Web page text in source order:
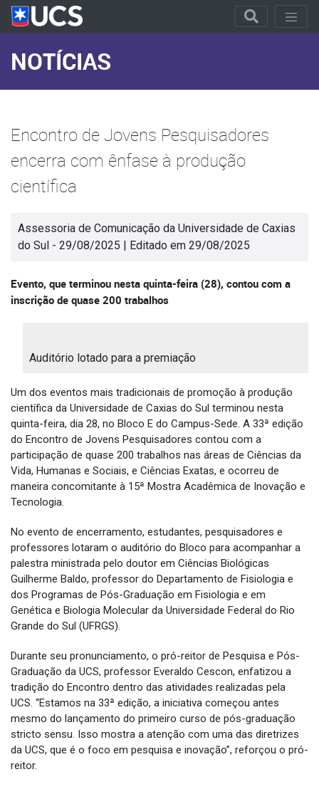
NOTÍCIAS
Encontro de Jovens Pesquisadores
encerra com ênfase à produção
científica
Assessoria de Comunicação da Universidade de Caxias
do Sul - 29/08/2025 | Editado em 29/08/2025
Evento, que terminou nesta quinta-feira (28), contou com a
inscrição de quase 200 trabalhos
Auditório lotado para a premiação
Um dos eventos mais tradicionais de promoção à produção
científica da Universidade de Caxias do Sul terminou nesta
quinta-feira, dia 28, no Bloco E do Campus-Sede. A 33ª edição
do Encontro de Jovens Pesquisadores contou com a
participação de quase 200 trabalhos nas áreas de Ciências da
Vida, Humanas e Sociais, e Ciências Exatas, e ocorreu de
maneira concomitante à 15ª Mostra Acadêmica de Inovação e
Tecnologia.
No evento de encerramento, estudantes, pesquisadores e
professores lotaram o auditório do Bloco para acompanhar a
palestra ministrada pelo doutor em Ciências Biológicas
Guilherme Baldo, professor do Departamento de Fisiologia e
dos Programas de Pós-Graduação em Fisiologia e em
Genética e Biologia Molecular da Universidade Federal do Rio
Grande do Sul (UFRGS).
Durante seu pronunciamento, o pró-reitor de Pesquisa e Pós-
Graduação da UCS, professor Everaldo Cescon, enfatizou a
tradição do Encontro dentro das atividades realizadas pela
UCS. “Estamos na 33ª edição, a iniciativa começou antes
mesmo do lançamento do primeiro curso de pós-graduação
stricto sensu. Isso mostra a atenção com uma das diretrizes
da UCS, que é o foco em pesquisa e inovação”, reforçou o pró-
reitor.